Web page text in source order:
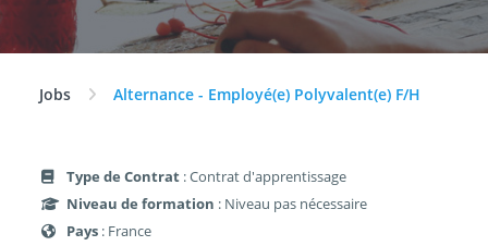
Jobs Alternance - Employé(e) Polyvalent(e) F/H
Type de Contrat : Contrat d'apprentissage
Niveau de formation : Niveau pas nécessaire
Pays : France